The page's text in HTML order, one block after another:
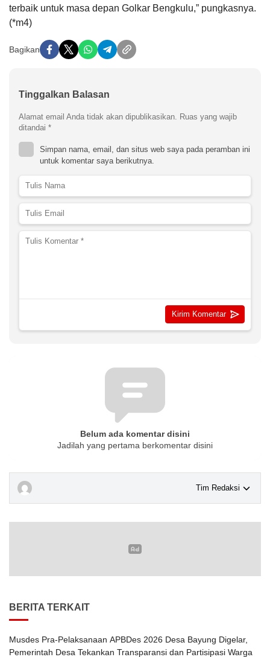
terbaik untuk masa depan Golkar Bengkulu,” pungkasnya.
(*m4)
Bagikan
Tinggalkan Balasan
Alamat email Anda tidak akan dipublikasikan. Ruas yang wajib
ditandai *
Simpan nama, email, dan situs web saya pada peramban ini
untuk komentar saya berikutnya.
Belum ada komentar disini
Jadilah yang pertama berkomentar disini
Tim Redaksi
BERITA TERKAIT
Musdes Pra-Pelaksanaan APBDes 2026 Desa Bayung Digelar,
Pemerintah Desa Tekankan Transparansi dan Partisipasi Warga